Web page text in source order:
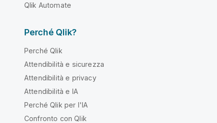
Qlik Automate
Perché Qlik?
Perché Qlik
Attendibilità e sicurezza
Attendibilità e privacy
Attendibilità e IA
Perché Qlik per l'IA
Confronto con Qlik